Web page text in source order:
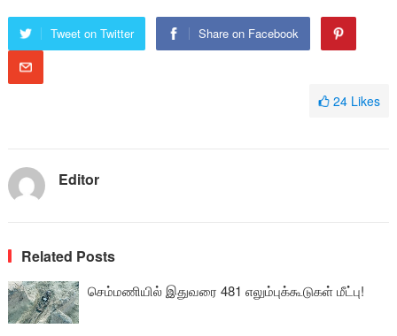
Tweet on Twitter Share on Facebook
24 Likes
Editor
Related Posts
செம்மணியில் இதுவரை 481 எலும்புக்கூடுகள் மீட்பு!